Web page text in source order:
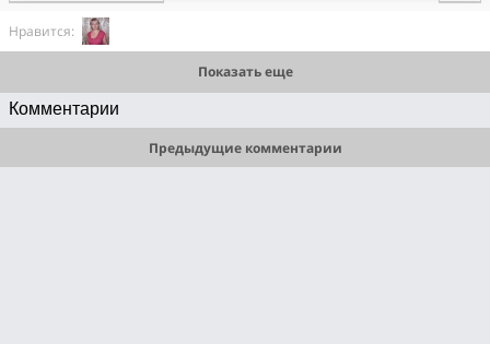
Нравится:
Показать еще
Комментарии
Предыдущие комментарии